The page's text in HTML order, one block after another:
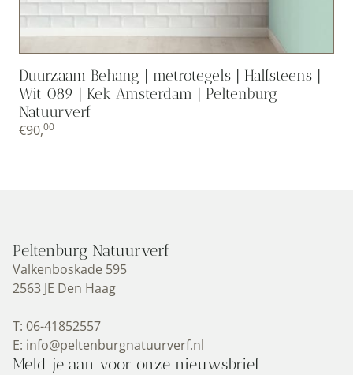
Duurzaam Behang | metrotegels | Halfsteens |
Wit 089 | Kek Amsterdam | Peltenburg
Natuurverf
€90,00
Peltenburg Natuurverf
Valkenboskade 595
2563 JE Den Haag
T: 06-41852557
E: info@peltenburgnatuurverf.nl
Meld je aan voor onze nieuwsbrief